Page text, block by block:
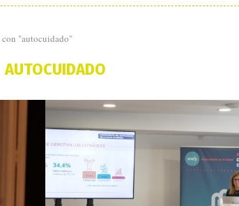
con "autocuidado"
AUTOCUIDADO